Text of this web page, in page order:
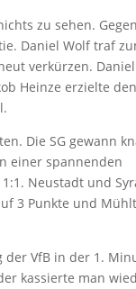
zu sehen. Gegen
Daniel Wolf traf
verkürzen. Daniel
Heinze erzielte den
Die SG gewann
einer spannenden
Neustadt und
3 Punkte und
der VfB in der 1.
kassierte man